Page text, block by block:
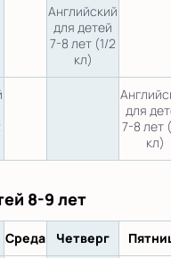
Английский
для детей
7-8 лет (1/2
кл)
для
7-8 лет
кл)
8-9 лет
Среда Четверг